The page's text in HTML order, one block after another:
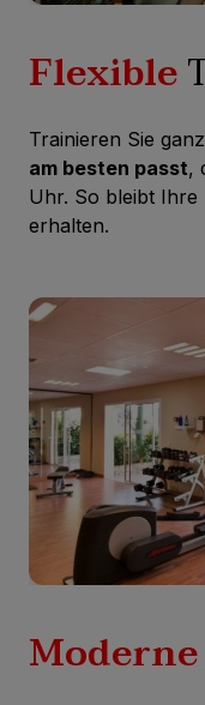
Flexible
Trainieren Sie
am besten passt,
Uhr. So bleibt Ihre
erhalten.
Moderne